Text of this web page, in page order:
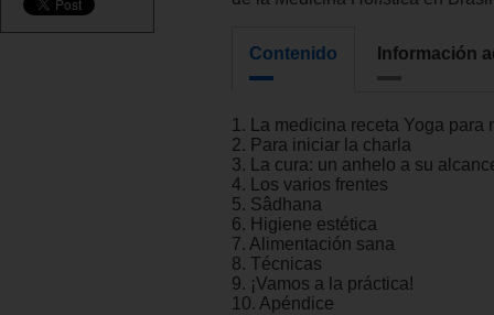
Contenido Información
1. La medicina receta Yoga para
2. Para iniciar la charla
3. La cura: un anhelo a su
4. Los varios frentes
5. Sâdhana
6. Higiene estética
7. Alimentación sana
8. Técnicas
9. ¡Vamos a la práctica!
10. Apéndice